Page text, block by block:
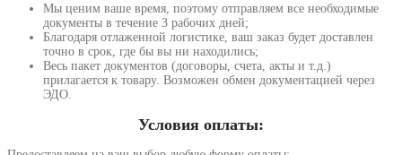
Мы ценим ваше время, поэтому отправляем все необходимые
документы в течение 3 рабочих дней;
Благодаря отлаженной логистике, ваш заказ будет доставлен
точно в срок, где бы вы ни находились;
Весь пакет документов (договоры, счета, акты и т.д.)
прилагается к товару. Возможен обмен документацией через
ЭДО.
Условия оплаты: